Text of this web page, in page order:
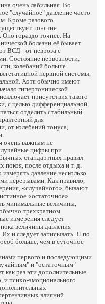
очень лабильная. Во
"случайное" давление часто
Кроме разового
понятие
Оно гораздо точнее. На
болезни её бывает
ВСД - от невроза с
Состояние нервозности,
колебаний больше
нервной системы,
Хотя обычно имеют
гипертонической
присутствия такого
с целью дифференциальной
отделить стабильный
для
от колебаний тонуса,
очень важным не
цифры при
стандартных правил
покоя, после отдыха и т. д.
измерять давление несколько
перерывами. Как правило,
«случайного», бывают
«остаточное»
минимальные величины,
трехкратном
измерения следует
величины давления
и следует записывать. Я по
больше, чем в суточное
первого и последующими
и "остаточным"
как раз эти дополнительные
и психо-эмоционального
влияний